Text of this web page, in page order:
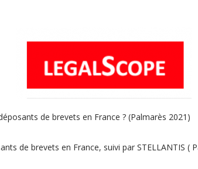
de brevets en France ? (Palmarès 2021)
de brevets en France, suivi par STELLANTIS (